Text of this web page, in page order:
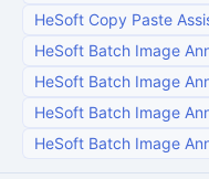
HeSoft Copy Paste
HeSoft Batch Image
HeSoft Batch Image
HeSoft Batch Image
HeSoft Batch Image